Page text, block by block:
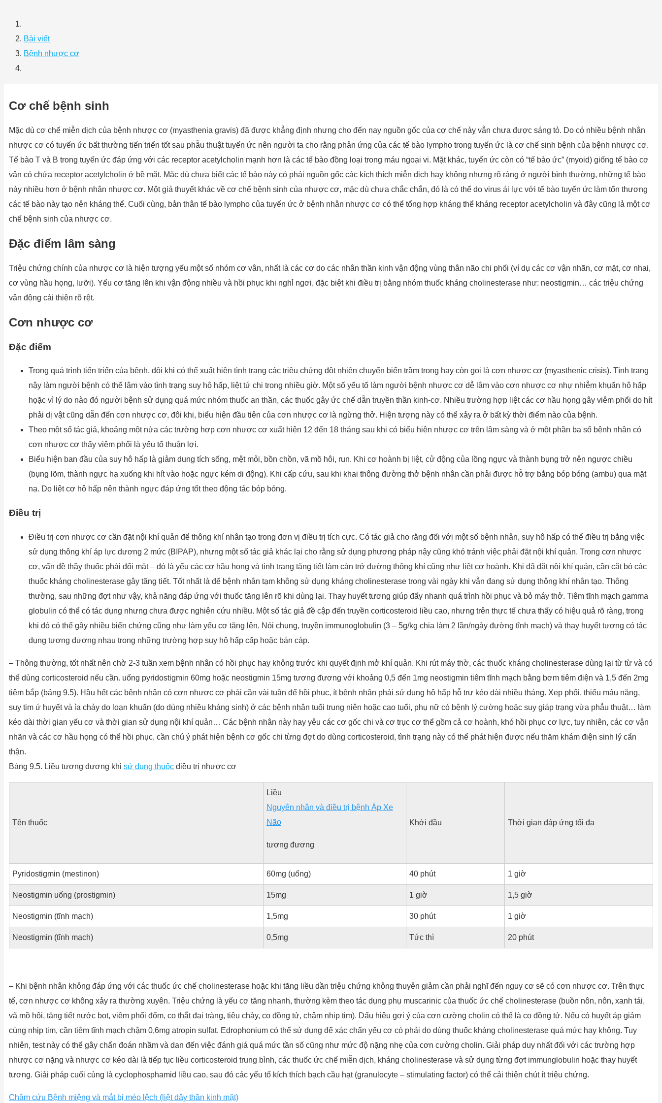
Bài viết
Bệnh nhược cơ
Cơ chế bệnh sinh
Mặc dù cơ chế miễn dịch của bệnh nhược cơ (myasthenia gravis) đã được khẳng định nhưng cho đến nay nguồn gốc của cợ chế nàỵ vẫn chưa được sáng tỏ. Do có nhiều bệnh nhân
nhược cơ có tuyến ức bất thường tiến triển tốt sau phẫu thuật tuyến ức nên người ta cho rằng phản ứng của các tế bào lympho trong tuyến ức là cơ chế sinh bệnh của bệnh nhược cơ.
Tế bào T và B trong tuyến ức đáp ứng với các receptor acetylcholin mạnh hơn là các tế bào đồng loại trong máu ngoại vi. Mặt khác, tuyến ức còn có “tế bào ức” (myoid) giống tế bào cơ
vân có chứa receptor acetylcholin ở bề mặt. Mặc dù chưa biết các tế bào này có phải nguồn gốc các kích thích miễn dịch hay không nhưng rõ ràng ở người bình thường, những tế bào
này nhiều hơn ở bệnh nhân nhược cơ. Một giả thuyết khác về cơ chế bệnh sinh của nhược cơ, mặc dù chưa chắc chắn, đó là có thể do virus ái lực với tế bào tuyến ức làm tổn thương
các tế bào này tạo nên kháng thể. Cuối cùng, bản thân tế bào lympho của tuyến ức ở bệnh nhân nhược cơ có thể tổng hợp kháng thể kháng receptor acetylcholin và đây cũng lả một cơ
chế bệnh sinh của nhược cơ.
Đặc điểm lâm sàng
Triệu chứng chính của nhược cơ là hiện tượng yếu một số nhóm cơ vân, nhất là các cơ do các nhân thần kinh vận động vùng thân não chi phối (ví dụ các cơ vận nhãn, cơ mặt, cơ nhai,
cơ vùng hầu họng, lưỡi). Yếu cơ tăng lên khi vận động nhiều và hồi phục khi nghỉ ngơi, đặc biệt khi điều trị bằng nhóm thuốc kháng cholinesterase như: neostigmin… các triệu chứng
vận động cải thiện rõ rệt.
Cơn nhược cơ
Đặc điểm
Trong quá trình tiến triển của bệnh, đôi khi có thể xuất hiện tình trạng các triệu chứng đột nhiên chuyển biến trầm trọng hay còn gọi là cơn nhược cơ (myasthenic crisis). Tình trạng
nậy làm người bệnh có thể lâm vào tình trạng suy hô hấp, liệt tứ chi trong nhiều giờ. Một số yếu tố làm người bệnh nhược cơ dễ lâm vào cơn nhược cơ nhự nhiễm khụẩn hô hấp
họặc vì lý do nào đó người bệnh sử dụng quá mức nhóm thuốc an thần, các thuốc gây ức chế dẫn truyền thần kinh-cơ. Nhiều trường hợp liệt các cơ hầu họng gây viêm phổi do hít
phải dị vật cũng dẫn đến cơn nhược cơ, đôi khi, biểu hiện đầu tiên của cơn nhược cơ là ngừng thở. Hiện tượng này có thể xảy ra ở bất kỳ thời điểm nào của bệnh.
Theo một số tác giả, khoảng một nửa các trường hợp cơn nhược cơ xuất hiện 12 đến 18 tháng sau khi có biểu hiện nhựợc cơ trên lâm sàng và ở một phần ba số bệnh nhân có
cơn nhược cơ thấy viêm phổi là yếu tố thuận lợi.
Biểu hiện ban đầu của suy hô hấp là giảm dung tích sống, mệt mỏi, bồn chồn, vã mồ hôi, run. Khi cơ hoành bị liệt, cử động của lồng ngực và thành bụng trở nên ngược chiều
(bụng lõm, thành ngực hạ xuống khi hít vào hoặc ngực kém di động). Khi cấp cứu, sau khi khai thông đường thở bệnh nhân cần phải được hỗ trợ bằng bóp bóng (ambu) qua mặt
nạ. Do liệt cơ hô hấp nên thành ngực đáp ứng tốt theo động tác bóp bóng.
Điều trị
Điều trị cơn nhược cơ cần đặt nội khí quản để thông khí nhân tạo trong đơn vị điều trị tích cực. Có tác giả cho rằng đối với một số bệnh nhân, suy hô hấp có thể điều trị bằng việc
sử dụng thông khí áp lực dương 2 mức (BIPAP), nhưng một số tác giả khác lại cho rằng sử dụng phương pháp nậy cũng khó tránh việc phải đặt nội khí quản. Trong cơn nhược
cơ, vấn đề thầy thuốc phải đối mặt – đó là yếu các cơ hầu họng và tình trạng tăng tiết làm cản trở đường thông khí cũng như liệt cơ hoành. Khi đã đặt nội khí quản, cần căt bỏ các
thuốc kháng cholinesterase gây tăng tiết. Tốt nhất là để bệnh nhân tạm không sử dụng kháng cholinesterase trong vài ngày khi vẫn đang sử dụng thông khí nhân tạo. Thông
thường, sau những đợt như vậy, khả năng đáp ứng với thuốc tăng lên rõ khi dùng lại. Thay huyết tương giúp đẩy nhanh quá trình hồi phục và bỏ máy thở. Tiêm tĩnh mạch gamma
globulin có thể có tác dụng nhưng chưa được nghiên cứu nhiều. Một số tác giả đề cập đến truyền corticosteroid liều cao, nhưng trên thực tế chưa thấy có hiệu quả rõ ràng, trong
khi đó có thể gây nhiều biến chứng cũng như làm yếu cơ tăng lên. Nói chung, truyền immunoglobulin (3 – 5g/kg chia làm 2 lần/ngày đường tĩnh mạch) và thay huyết tương có tác
dụng tương đương nhau trong những trường hợp suy hô hấp cấp hoặc bán cáp.
– Thông thường, tốt nhất nên chờ 2-3 tuần xem bệnh nhân có hồi phục hay không trước khi quyết định mở khí quản. Khi rút máy thờ, các thuốc kháng cholinesterase dùng lại từ từ và có
thể dùng corticosteroid nếu cần. uống pyridostigmin 60mg hoặc neostigmin 15mg tương đương với khoảng 0,5 đến 1mg neostigmin tiêm tĩnh mạch bằng bơm tiêm điện và 1,5 đến 2mg
tiêm bắp (bảng 9.5). Hầu hết các bệnh nhân có cơn nhược cơ phải cần vài tuân để hồi phục, ít bệnh nhận phải sử dụng hô hấp hỗ trự kéo dài nhiều tháng. Xẹp phổi, thiếu máu nặng,
suy tim ứ huyết và ỉa chảy do loạn khuẩn (do dùng nhiều kháng sinh) ở các bệnh nhân tuổi trung niên hoặc cao tuổi, phụ nữ có bệnh lý cường hoặc suy giáp trạng vừa phẫu thuật… làm
kéo dài thời gian yếu cơ và thời gian sử dụng nội khí quản… Các bệnh nhân này hay yêu các cơ gốc chi và cơ trục cơ thể gồm cả cơ hoành, khó hồi phục cơ lực, tuy nhiên, các cơ vận
nhãn và các cơ hầu họng có thể hồi phục, cần chú ý phát hiện bệnh cơ gốc chi từng đợt do dùng corticosteroid, tình trạng này có thể phát hiện được nếu thăm khám điện sinh lý cẩn
thận.
Bảng 9.5. Liều tương đương khi sử dụng thuốc điều trị nhược cơ
Tên thuốc
Liều
Nguyên nhân và điều trị bệnh Áp Xe
Não
tương đương
Khởi đầu Thời gian đáp ứng tối đa
Pyridostigmin (mestinon) 60mg (uống) 40 phút 1 giờ
Neostigmin uống (prostigmin) 15mg 1 giờ 1,5 giờ
Neostigmin (tĩnh mạch) 1,5mg 30 phút 1 giờ
Neostigmin (tĩnh mạch) 0,5mg Tức thì 20 phút
– Khi bệnh nhân không đáp ứng với các thuốc ức chế cholinesterase hoặc khi tăng liều dần triệu chứng không thuyên giảm cần phải nghĩ đến nguy cơ sẽ có cơn nhược cơ. Trên thực
tế, cơn nhược cơ không xảy ra thường xuyên. Triệu chứng là yếu cơ tăng nhanh, thường kèm theo tác dụng phụ muscarinic của thuốc ức chế cholinesterase (buồn nôn, nôn, xanh tái,
vã mồ hôi, tăng tiết nước bọt, viêm phổi đốm, co thắt đại tràng, tiêu chảy, co đồng tử, chậm nhịp tim). Dấu hiệu gợi ý của cơn cường cholin có thể là co đồng tử. Nếu có huyết áp giảm
cùng nhịp tim, cần tiêm tĩnh mạch chậm 0,6mg atropin sulfat. Edrophonium có thể sử dụng để xác chẩn yếu cơ có phải do dùng thuốc kháng cholinesterase quá mức hay không. Tuy
nhiên, test này có thể gây chẩn đoán nhầm và dan đến việc đánh giá quá mức tần số cũng như mức độ nặng nhẹ của cơn cường cholin. Giải pháp duy nhất đối với các trường hợp
nhược cơ nặng và nhược cơ kéo dài là tiếp tục liều corticosteroid trung bình, các thuốc ức chế miễn dịch, kháng cholinesterase và sử dụng từng đợt immunglobulin hoặc thay huyết
tương. Giải pháp cuối cùng là cyclophosphamid liều cao, sau đó các yếu tố kích thích bạch cầu hạt (granulocyte – stimulating factor) có thể cải thiện chút ít triệu chứng.
Châm cứu Bệnh miệng và mắt bị méo lệch (liệt dây thần kinh mặt)